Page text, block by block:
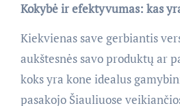
Kokybė ir efektyvumas: kas
Kiekvienas save gerbiantis
aukštesnės savo produktų ar
koks yra kone idealus
pasakojo Šiauliuose